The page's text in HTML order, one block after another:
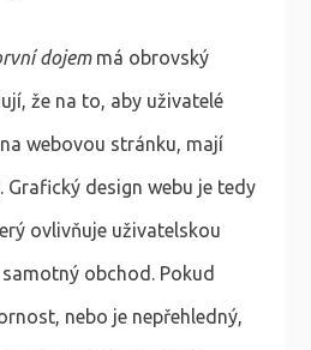
dojemmá obrovský
že na to, aby uživatelé
webovou stránku, mají
Grafický design webu je tedy
ovlivňuje uživatelskou
obchod. Pokud
nebo je nepřehledný,